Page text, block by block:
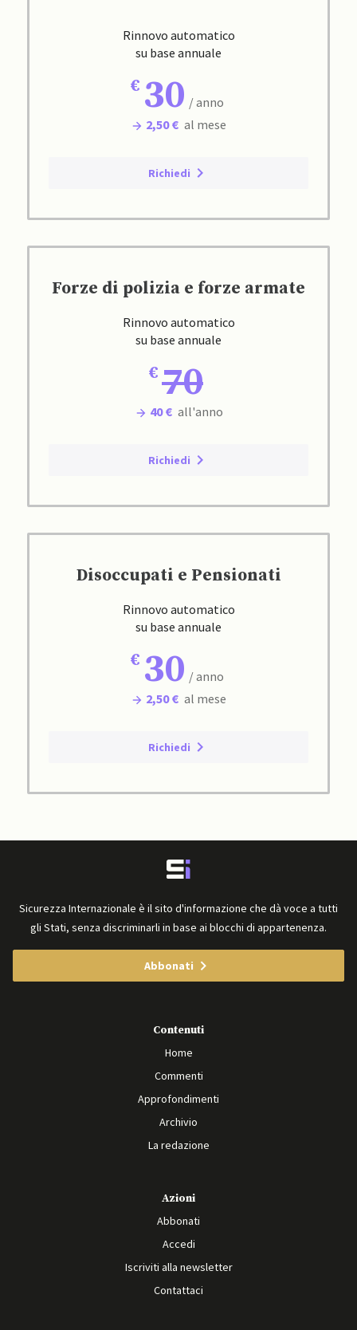
Rinnovo automatico
su base annuale
30 / anno
2,50 € al mese
Richiedi
Forze di polizia e forze armate
Rinnovo automatico
su base annuale
70
40 € all'anno
Richiedi
Disoccupati e Pensionati
Rinnovo automatico
su base annuale
30 / anno
2,50 € al mese
Richiedi
Sicurezza Internazionale è il sito d'informazione che dà voce a tutti
gli Stati, senza discriminarli in base ai blocchi di appartenenza.
Abbonati
Contenuti
Home
Commenti
Approfondimenti
Archivio
La redazione
Azioni
Abbonati
Accedi
Iscriviti alla newsletter
Contattaci